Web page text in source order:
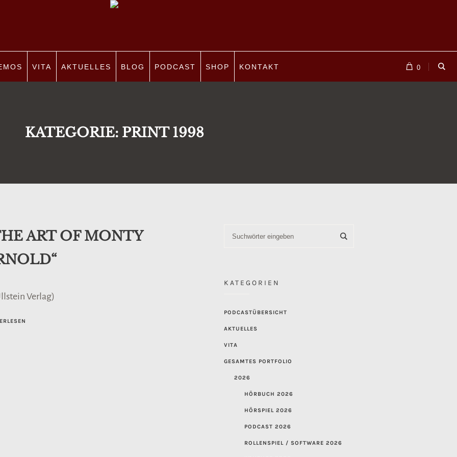
0
VITA AKTUELLES BLOG PODCAST SHOP KONTAKT
KATEGORIE: PRINT 1998
ART OF MONTY
Verlag)
KATEGORIEN
PODCASTÜBERSICHT
AKTUELLES
VITA
GESAMTES PORTFOLIO
2026
HÖRBUCH 2026
HÖRSPIEL 2026
PODCAST 2026
ROLLENSPIEL / SOFTWARE 2026